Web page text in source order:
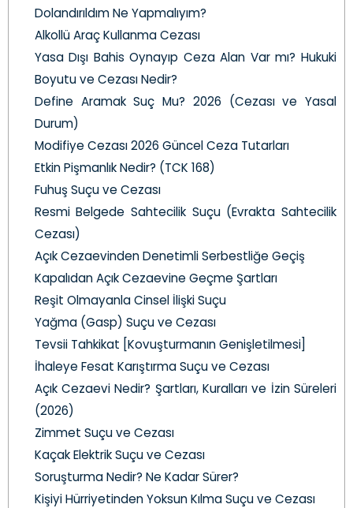
Dolandırıldım Ne Yapmalıyım?
Alkollü Araç Kullanma Cezası
Yasa Dışı Bahis Oynayıp Ceza Alan Var mı? Hukuki
Boyutu ve Cezası Nedir?
Define Aramak Suç Mu? 2026 (Cezası ve Yasal
Durum)
Modifiye Cezası 2026 Güncel Ceza Tutarları
Etkin Pişmanlık Nedir? (TCK 168)
Fuhuş Suçu ve Cezası
Resmi Belgede Sahtecilik Suçu (Evrakta Sahtecilik
Cezası)
Açık Cezaevinden Denetimli Serbestliğe Geçiş
Kapalıdan Açık Cezaevine Geçme Şartları
Reşit Olmayanla Cinsel İlişki Suçu
Yağma (Gasp) Suçu ve Cezası
Tevsii Tahkikat [Kovuşturmanın Genişletilmesi]
İhaleye Fesat Karıştırma Suçu ve Cezası
Açık Cezaevi Nedir? Şartları, Kuralları ve İzin Süreleri
(2026)
Zimmet Suçu ve Cezası
Kaçak Elektrik Suçu ve Cezası
Soruşturma Nedir? Ne Kadar Sürer?
Kişiyi Hürriyetinden Yoksun Kılma Suçu ve Cezası